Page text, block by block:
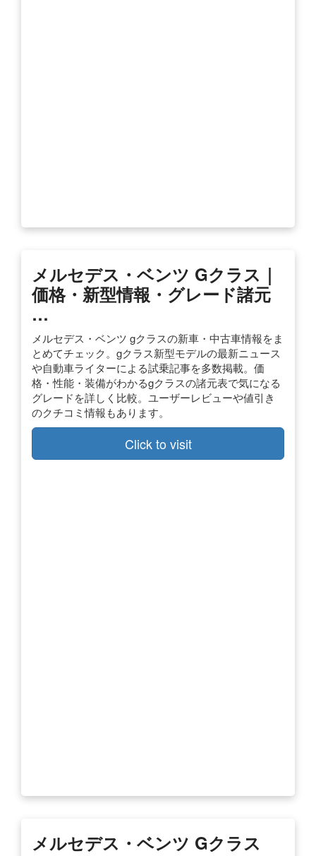
メルセデス・ベンツ Gクラス｜
価格・新型情報・グレード諸元
…
メルセデス・ベンツ gクラスの新車・中古車情報をま
とめてチェック。gクラス新型モデルの最新ニュース
や自動車ライターによる試乗記事を多数掲載。価
格・性能・装備がわかるgクラスの諸元表で気になる
グレードを詳しく比較。ユーザーレビューや値引き
のクチコミ情報もあります。
Click to visit
メルセデス・ベンツ Gクラス